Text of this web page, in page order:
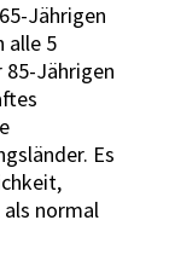
Jährigen
alle 5
85-Jährigen
Es
normal